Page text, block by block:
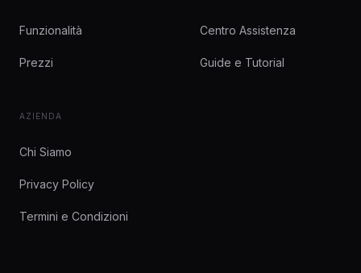
Funzionalità
Prezzi
Centro Assistenza
Guide e Tutorial
AZIENDA
Chi Siamo
Privacy Policy
Termini e Condizioni